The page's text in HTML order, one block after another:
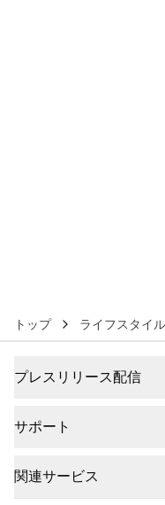
トップ ライフスタイ
プレスリリース配信
サポート
関連サービス